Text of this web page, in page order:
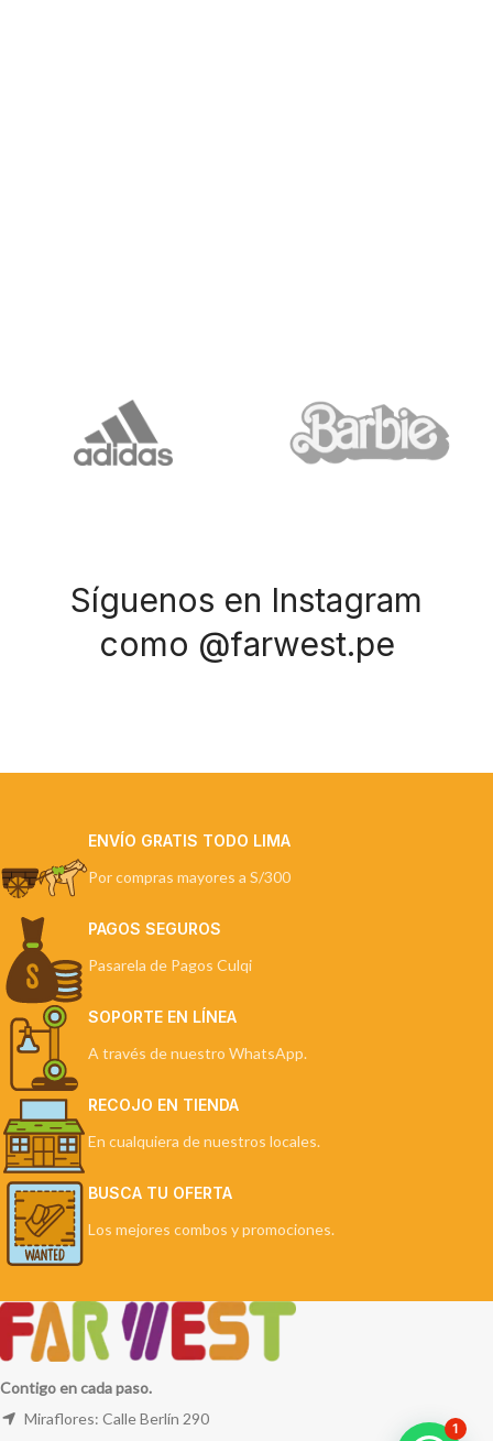
Síguenos en Instagram
como @farwest.pe
ENVÍO GRATIS TODO LIMA
Por compras mayores a S/300
PAGOS SEGUROS
Pasarela de Pagos Culqi
SOPORTE EN LÍNEA
A través de nuestro WhatsApp.
RECOJO EN TIENDA
En cualquiera de nuestros locales.
BUSCA TU OFERTA
Los mejores combos y promociones.
Contigo en cada paso.
Miraflores: Calle Berlín 290
1